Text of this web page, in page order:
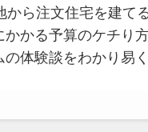
から注文住宅を建て
かる予算のケチり
体験談をわかり易